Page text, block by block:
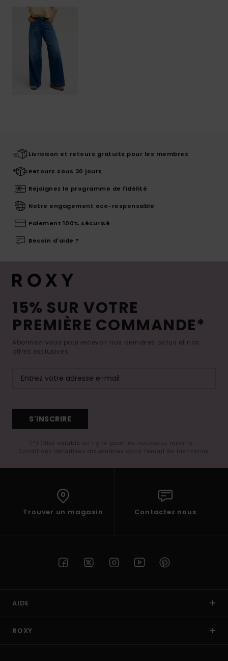
Livraison et retours gratuits pour les membres
Retours sous 30 jours
Rejoignez le programme de fidélité
Notre engagement eco-responsable
Paiement 100% sécurisé
Besoin d'aide ?
15% SUR VOTRE
PREMIÈRE COMMANDE*
Abonnez-vous pour recevoir nos dernières actus et nos
offres exclusives.
S'INSCRIRE
(*) Offre valable en ligne pour les nouveaux inscrits -
Conditions détaillées disponibles dans l'email de bienvenue
Trouver un magasin Contactez nous
AIDE
ROXY